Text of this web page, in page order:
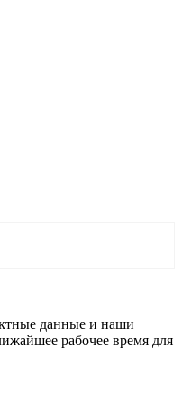
данные и наши
рабочее время для